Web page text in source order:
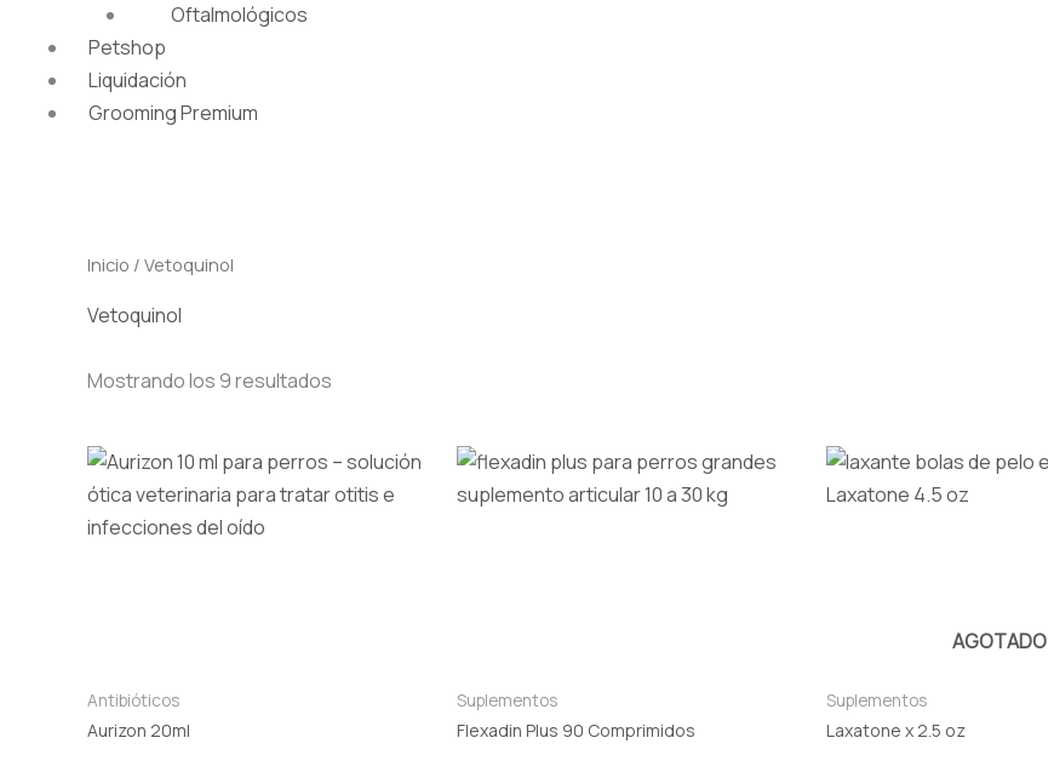
Oftalmológicos
Petshop
Liquidación
Grooming Premium
Inicio / Vetoquinol
Vetoquinol
Mostrando los 9 resultados
Antibióticos
Aurizon 20ml
Suplementos
Flexadin Plus 90 Comprimidos
Rango
de
precios:
Este
producto
se
pueden
AGOTADO
Suplementos
Laxatone x 2.5 oz